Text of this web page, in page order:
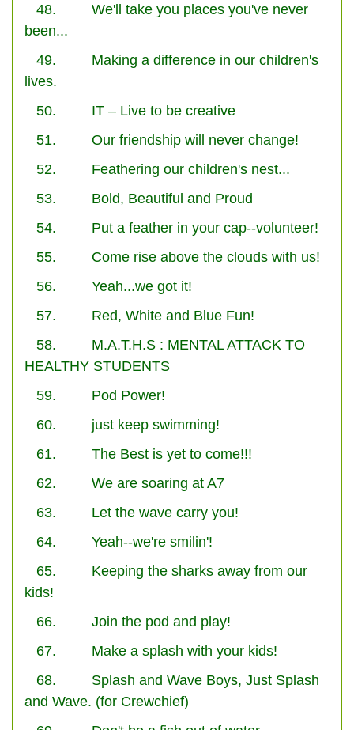
48. We'll take you places you've never
been...
49. Making a difference in our children's
lives.
50. IT – Live to be creative
51. Our friendship will never change!
52. Feathering our children's nest...
53. Bold, Beautiful and Proud
54. Put a feather in your cap--volunteer!
55. Come rise above the clouds with us!
56. Yeah...we got it!
57. Red, White and Blue Fun!
58. M.A.T.H.S : MENTAL ATTACK TO
HEALTHY STUDENTS
59. Pod Power!
60. just keep swimming!
61. The Best is yet to come!!!
62. We are soaring at A7
63. Let the wave carry you!
64. Yeah--we're smilin'!
65. Keeping the sharks away from our
kids!
66. Join the pod and play!
67. Make a splash with your kids!
68. Splash and Wave Boys, Just Splash
and Wave. (for Crewchief)